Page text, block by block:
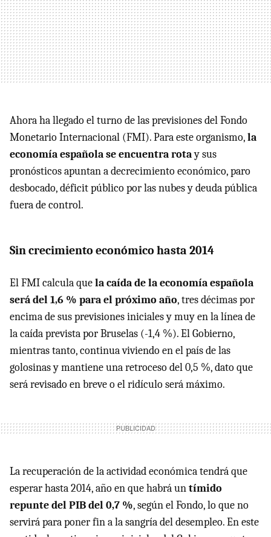
Ahora ha llegado el turno de las previsiones del Fondo
Monetario Internacional (FMI). Para este organismo,la
economía española se encuentra rotay sus
pronósticos apuntan a decrecimiento económico, paro
desbocado, déficit público por las nubes y deuda pública
fuera de control.
Sin crecimiento económico hasta 2014
El FMI calcula quela caída de la economía española
será del 1,6 % para el próximo año, tres décimas por
encima de sus previsiones iniciales y muy en la línea de
la caída prevista por Bruselas (-1,4 %). El Gobierno,
mientras tanto, continua viviendo en el país de las
golosinas y mantiene una retroceso del 0,5 %, dato que
será revisado en breve o el ridículo será máximo.
La recuperación de la actividad económica tendrá que
esperar hasta 2014, año en que habrá untímido
repunte del PIB del 0,7 %, según el Fondo, lo que no
servirá para poner fin a la sangría del desempleo. En este